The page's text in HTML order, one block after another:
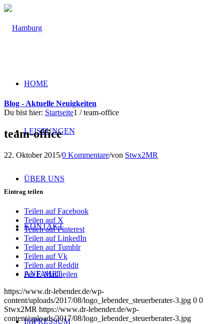
HOME
LEISTUNGEN
ÜBER UNS
KONTAKT
ANFAHRT
IMPRESSUM
Blog - Aktuelle Neuigkeiten
Du bist hier: Startseite1 / team-office
team-office
22. Oktober 2015/0 Kommentare/von Stwx2MR
Eintrag teilen
Teilen auf Facebook
Teilen auf X
Teilen auf Pinterest
Teilen auf LinkedIn
Teilen auf Tumblr
Teilen auf Vk
Teilen auf Reddit
Per E-Mail teilen
https://www.dr-lebender.de/wp-
content/uploads/2017/08/logo_lebender_steuerberater-3.jpg 0 0
Stwx2MR https://www.dr-lebender.de/wp-
content/uploads/2017/08/logo_lebender_steuerberater-3.jpg